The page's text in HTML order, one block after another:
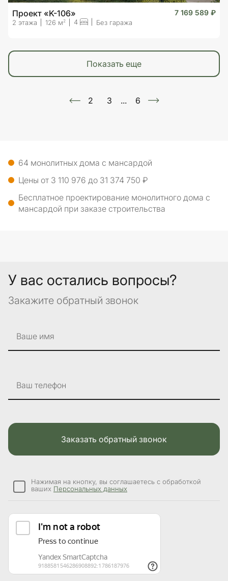
Проект «K-106» 7 169 589 ₽
2 этажа 126 м2 4 Без гаража
показать еще
2 3 ... 6
64 монолитных дома с мансардой
Цены от 3 110 976 до 31 374 750 ₽
Бесплатное проектирование монолитного дома с
мансардой при заказе строительства
У вас остались вопросы?
Закажите обратный звонок
Ваше имя
Ваш телефон
Заказать обратный звонок
Нажимая на кнопку, вы соглашаетесь с обработкой
ваших Персональных данных